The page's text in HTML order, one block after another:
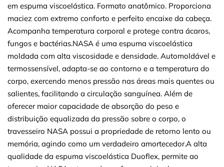
em espuma viscoelástica. Formato anatômico. Proporciona
maciez com extremo conforto e perfeito encaixe da cabeça.
Acompanha temperatura corporal e protege contra ácaros,
fungos e bactérias.NASA é uma espuma viscoelástica
moldada com alta viscosidade e densidade. Automoldável e
termossensível, adapta-se ao contorno e a temperatura do
corpo, exercendo menos pressão nas áreas mais quentes ou
salientes, facilitando a circulação sanguínea. Além de
oferecer maior capacidade de absorção do peso e
distribuição equalizada da pressão sobre o corpo, o
travesseiro NASA possui a propriedade de retorno lento ou
memória, agindo como um verdadeiro amortecedor.A alta
qualidade da espuma viscoelástica Duoflex, permite ao